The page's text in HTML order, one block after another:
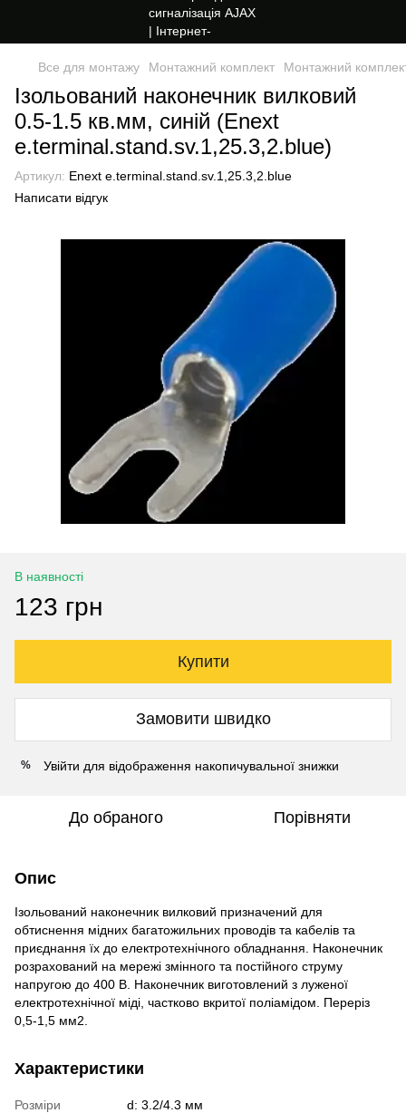
Все для монтажу Монтажний комплект Монтажний
Ізольований наконечник вилковий
0.5-1.5 кв.мм, синій (Enext
e.terminal.stand.sv.1,25.3,2.blue)
Артикул: Enext e.terminal.stand.sv.1,25.3,2.blue
Написати відгук
В наявності
123 грн
Купити
Замовити швидко
% Увійти для відображення накопичувальної знижки
До обраного Порівняти
Опис
Ізольований наконечник вилковий призначений для
обтиснення мідних багатожильних проводів та кабелів та
приєднання їх до електротехнічного обладнання. Наконечник
розрахований на мережі змінного та постійного струму
напругою до 400 В. Наконечник виготовлений з луженої
електротехнічної міді, частково вкритої поліамідом. Переріз
0,5-1,5 мм2.
Характеристики
Розміри
d: 3.2/4.3 мм